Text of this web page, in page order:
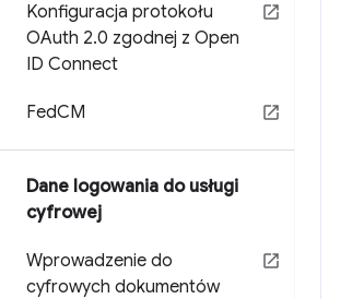
Konfiguracja protokołu
OAuth 2.0 zgodnej z Open
ID Connect
FedCM
Dane logowania do usługi
cyfrowej
Wprowadzenie do
cyfrowych dokumentów